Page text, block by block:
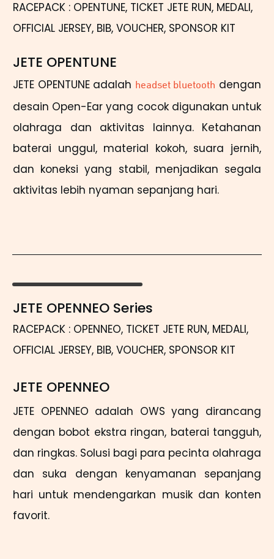
RACEPACK : OPENTUNE, TICKET JETE RUN, MEDALI,
OFFICIAL JERSEY, BIB, VOUCHER, SPONSOR KIT
JETE OPENTUNE
JETE OPENTUNE adalah headset bluetooth dengan
desain Open-Ear yang cocok digunakan untuk
olahraga dan aktivitas lainnya. Ketahanan
baterai unggul, material kokoh, suara jernih,
dan koneksi yang stabil, menjadikan segala
aktivitas lebih nyaman sepanjang hari.
JETE OPENNEO Series
RACEPACK : OPENNEO, TICKET JETE RUN, MEDALI,
OFFICIAL JERSEY, BIB, VOUCHER, SPONSOR KIT
JETE OPENNEO
JETE OPENNEO adalah OWS yang dirancang
dengan bobot ekstra ringan, baterai tangguh,
dan ringkas. Solusi bagi para pecinta olahraga
dan suka dengan kenyamanan sepanjang
hari untuk mendengarkan musik dan konten
favorit.